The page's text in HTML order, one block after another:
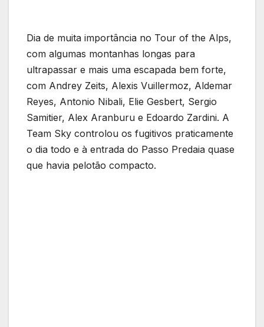
Dia de muita importância no Tour of the Alps,
com algumas montanhas longas para
ultrapassar e mais uma escapada bem forte,
com Andrey Zeits, Alexis Vuillermoz, Aldemar
Reyes, Antonio Nibali, Elie Gesbert, Sergio
Samitier, Alex Aranburu e Edoardo Zardini. A
Team Sky controlou os fugitivos praticamente
o dia todo e à entrada do Passo Predaia quase
que havia pelotão compacto.